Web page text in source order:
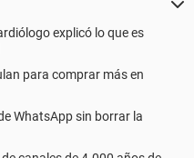
explicó lo que es
para comprar más en
WhatsApp sin borrar la